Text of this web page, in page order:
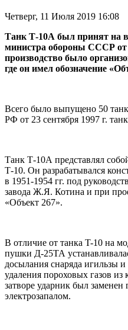
Четверг, 11 Июля 2019 16:08
Танк Т-10А был принят на
министра обороны СССР от
производство было
где он имел обозначение
Всего было выпущено 50
РФ от 23 сентября 1997 г.
Танк Т-10А представлял
Т-10. Он разрабатывался
в 1951-1954 гг. под
завода Ж.Я. Котина и при
«Объект 267».
В отличие от танка T-10 на
пушки Д-25ТА
досылания снаряда игильзы
удаления пороховых газов из
затворе ударник был
электрозапалом.